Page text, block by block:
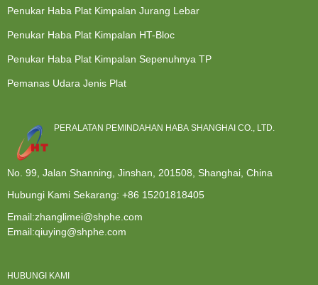
Penukar Haba Plat Kimpalan Jurang Lebar
Penukar Haba Plat Kimpalan HT-Bloc
Penukar Haba Plat Kimpalan Sepenuhnya TP
Pemanas Udara Jenis Plat
PERALATAN PEMINDAHAN HABA SHANGHAI CO., LTD.
No. 99, Jalan Shanning, Jinshan, 201508, Shanghai, China
Hubungi Kami Sekarang: +86 15201818405
Email:zhanglimei@shphe.com
Email:qiuying@shphe.com
HUBUNGI KAMI